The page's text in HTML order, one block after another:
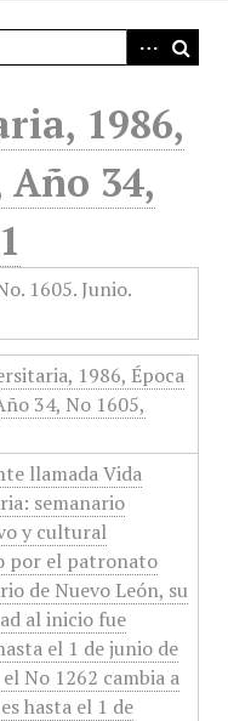
1986,
34,
1986, Época
34, No 1605,
llamada Vida
semanario
y cultural
por el patronato
de Nuevo León, su
al inicio fue
el 1 de junio de
No 1262 cambia a
hasta el 1 de